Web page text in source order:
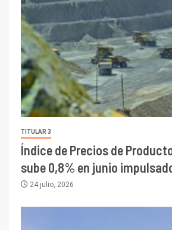
TITULAR 3
Índice de Precios de
sube 0,8% en junio
24 julio, 2026